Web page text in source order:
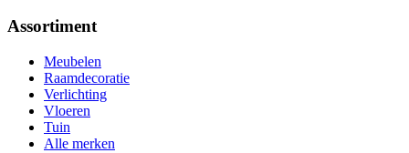
Assortiment
Meubelen
Raamdecoratie
Verlichting
Vloeren
Tuin
Alle merken